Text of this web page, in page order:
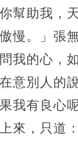
幫助我，
慢。」張
我的心，
意別人的
我有良心
來，只道